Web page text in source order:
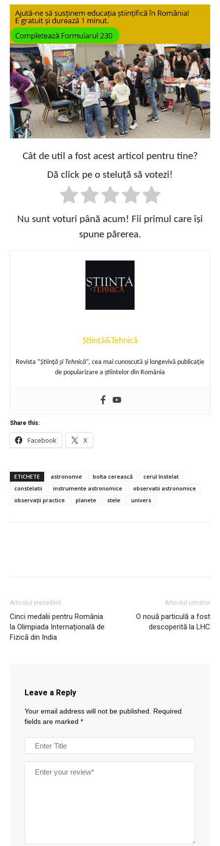
Cât de util a fost acest articol pentru tine?
Dă click pe o steluță să votezi!
Nu sunt voturi până acum! Fii primul care își
spune părerea.
Știință&Tehnică
Revista “Ştiinţă şi Tehnică“, cea mai cunoscută şi longevivă publicaţie
de popularizare a ştiintelor din România
Share this:
Facebook X
ETICHETE astronomie bolta cerească
cerul înstelat
constelatii
instrumente astronomice
observatii astronomice
observații practice
planete stele univers
Articolul precedent
Cinci medalii pentru România
la Olimpiada Internațională de
Fizică din India
Articolul următor
O nouă particulă a fost
descoperită la LHC
Leave a Reply
Your email address will not be published. Required
fields are marked *